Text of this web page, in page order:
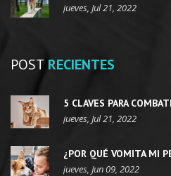
jueves, Jul 21, 2022
POST RECIENTES
5 CLAVES PARA
jueves, Jul 21, 2022
¿POR QUÉ VOMITA MI
jueves, Jun 09, 2022